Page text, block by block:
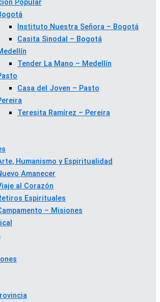
Popular
Instituto Nuestra Señora – Bogotá
Casita Sinodal – Bogotá
Tender La Mano – Medellín
Casa del Joven – Pasto
Teresita Ramírez – Pereira
Humanismo y Espiritualidad
Amanecer
al Corazón
Espirituales
– Misiones